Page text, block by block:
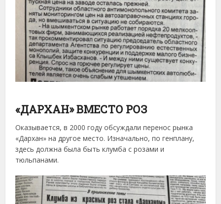
«ДАРХАН» ВМЕСТО РОЗ
Оказывается, в 2000 году обсуждали перенос рынка
«Дархан» на другое место. Изначально, по генплану,
здесь должна была быть клумба с розами и
тюльпанами.